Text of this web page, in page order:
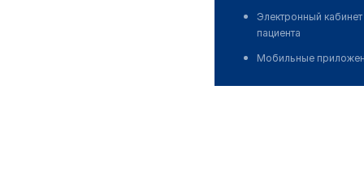
Электронный кабинет
пациента
Мобильные